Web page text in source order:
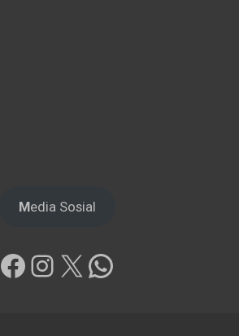
Media Sosial
Facebook
Instagram
X WhatsApp